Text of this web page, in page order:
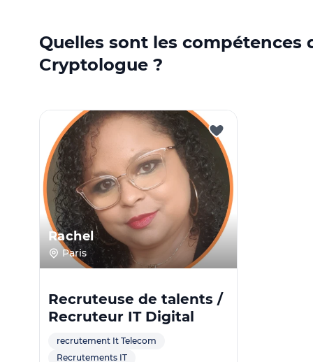
Quelles sont les compétences
Cryptologue ?
Rachel
Paris
Recruteuse de talents /
Recruteur IT Digital
recrutement It Telecom
Recrutements IT